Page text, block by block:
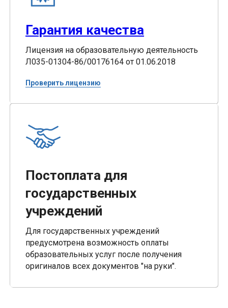
Гарантия качества
Лицензия на образовательную деятельность
Л035-01304-86/00176164 от 01.06.2018
Проверить лицензию
Постоплата для
государственных
учреждений
Для государственных учреждений
предусмотрена возможность оплаты
образовательных услуг после получения
оригиналов всех документов "на руки".